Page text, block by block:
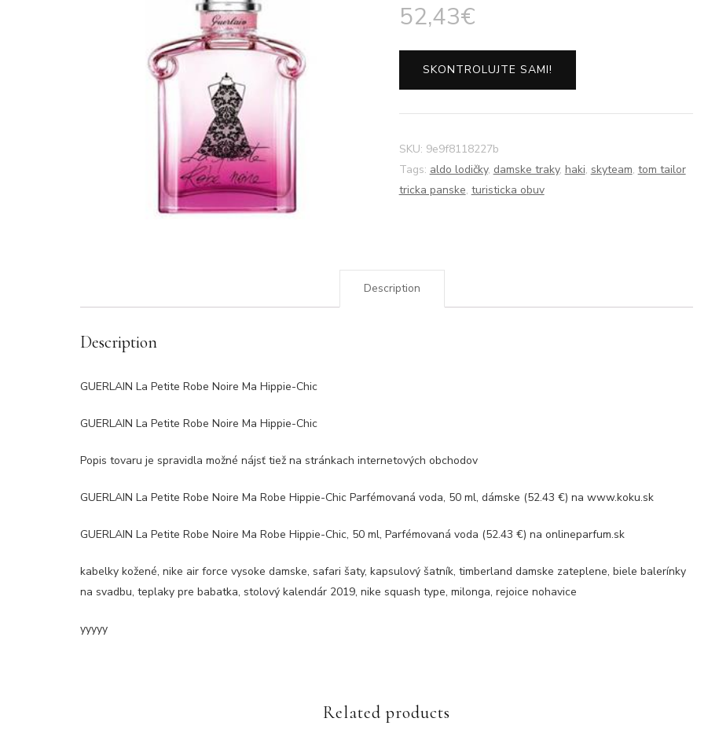
52,43€
SKONTROLUJTE SAMI!
SKU: 9e9f8118227b
Tags: aldo lodičky, damske traky, haki, skyteam, tom tailor
tricka panske, turisticka obuv
Description
Description
GUERLAIN La Petite Robe Noire Ma Hippie-Chic
GUERLAIN La Petite Robe Noire Ma Hippie-Chic
Popis tovaru je spravidla možné nájsť tiež na stránkach internetových obchodov
GUERLAIN La Petite Robe Noire Ma Robe Hippie-Chic Parfémovaná voda, 50 ml, dámske (52.43 €) na www.koku.sk
GUERLAIN La Petite Robe Noire Ma Robe Hippie-Chic, 50 ml, Parfémovaná voda (52.43 €) na onlineparfum.sk
kabelky kožené, nike air force vysoke damske, safari šaty, kapsulový šatník, timberland damske zateplene, biele balerínky
na svadbu, teplaky pre babatka, stolový kalendár 2019, nike squash type, milonga, rejoice nohavice
yyyyy
Related products